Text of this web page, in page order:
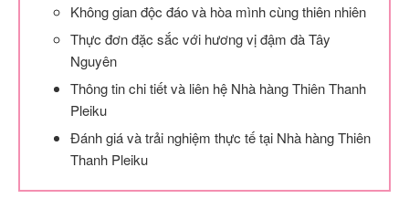
Không gian độc đáo và hòa mình cùng thiên nhiên
Thực đơn đặc sắc với hương vị đậm đà Tây
Nguyên
Thông tin chi tiết và liên hệ Nhà hàng Thiên Thanh
Pleiku
Đánh giá và trải nghiệm thực tế tại Nhà hàng Thiên
Thanh Pleiku